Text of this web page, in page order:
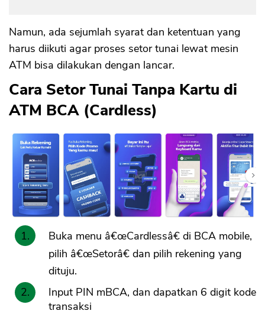
Namun, ada sejumlah syarat dan ketentuan yang
harus diikuti agar proses setor tunai lewat mesin
ATM bisa dilakukan dengan lancar.
Cara Setor Tunai Tanpa Kartu di
ATM BCA (Cardless)
Buka menu â€œCardlessâ€ di BCA mobile,
pilih â€œSetorâ€ dan pilih rekening yang
dituju.
Input PIN mBCA, dan dapatkan 6 digit kode
transaksi